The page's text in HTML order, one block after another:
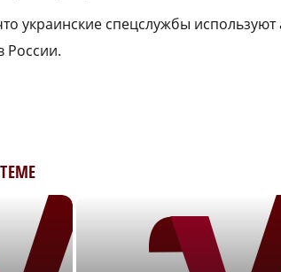
украинские спецслужбы
России.